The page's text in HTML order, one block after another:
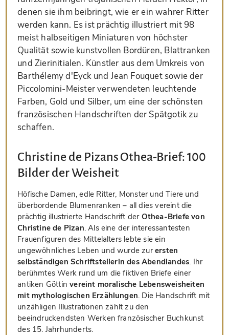
denen sie ihm beibringt, wie er ein wahrer Ritter
werden kann. Es ist prächtig illustriert mit 98
meist halbseitigen Miniaturen von höchster
Qualität sowie kunstvollen Bordüren, Blattranken
und Zierinitialen. Künstler aus dem Umkreis von
Barthélemy d'Eyck und Jean Fouquet sowie der
Piccolomini-Meister verwendeten leuchtende
Farben, Gold und Silber, um eine der schönsten
französischen Handschriften der Spätgotik zu
schaffen.
Christine de Pizans Othea-Brief: 100
Bilder der Weisheit
Höfische Damen, edle Ritter, Monster und Tiere und
überbordende Blumenranken – all dies vereint die
prächtig illustrierte Handschrift der Othea-Briefe von
Christine de Pizan. Als eine der interessantesten
Frauenfiguren des Mittelalters lebte sie ein
ungewöhnliches Leben und wurde zurersten
selbständigen Schriftstellerin des Abendlandes. Ihr
berühmtes Werk rund um die fiktiven Briefe einer
antiken Göttinvereint moralische Lebensweisheiten
mit mythologischen Erzählungen. Die Handschrift mit
unzähligen Illustrationen zählt zu den
beeindruckendsten Werken französischer Buchkunst
des 15. Jahrhunderts.